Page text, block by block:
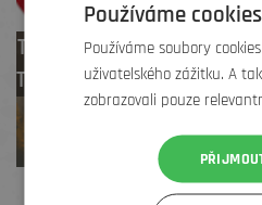
Test centrum
TREK zdarma
Používáme cookies
Používáme soubory
uživatelského zážitku. A
zobrazovali pouze